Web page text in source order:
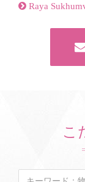
Raya
こ